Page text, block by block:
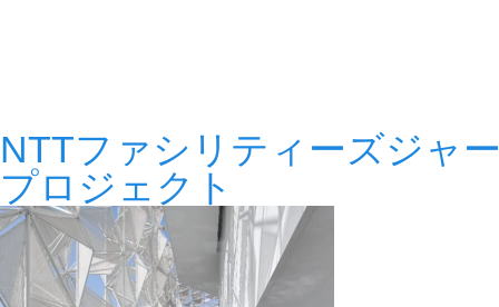
NTTファシリティーズジャ
プロジェクト